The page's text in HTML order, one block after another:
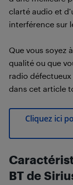
clarté audio et
interférence sur
Que vous soyez
qualité ou que
radio
dans cet article
Cliquez ici
BT de